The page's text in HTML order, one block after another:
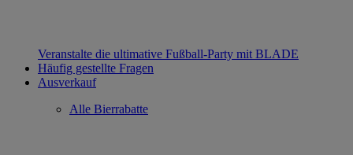
Veranstalte die ultimative Fußball-Party mit BLADE
Häufig gestellte Fragen
Ausverkauf
Alle Bierrabatte